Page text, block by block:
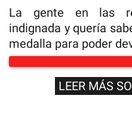
La gente en las
indignada y quería
medalla para poder
LEER MÁS